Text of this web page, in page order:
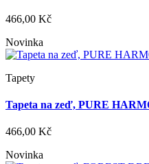
466,00 Kč
Novinka
Tapety
Tapeta na zeď, PURE
466,00 Kč
Novinka